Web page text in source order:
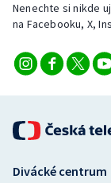
Vodní slalom
Volejbal
Ostatní
Nenechte si nikde
na Facebooku, X,
Divácké centrum